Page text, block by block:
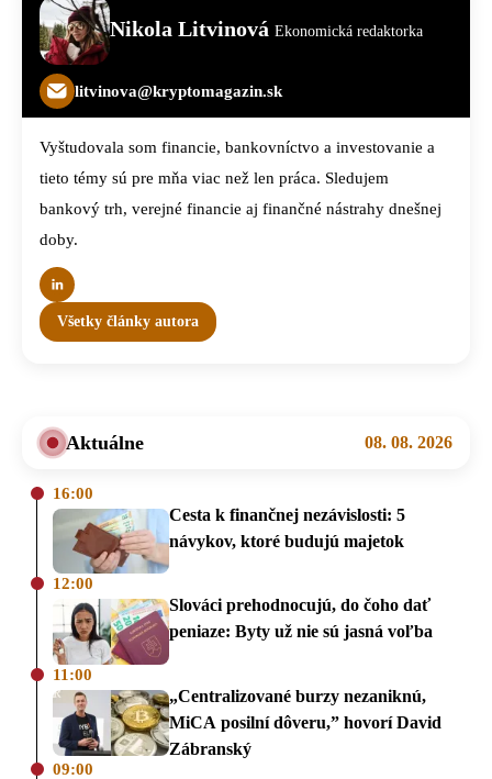
Nikola Litvinová Ekonomická redaktorka
litvinova@kryptomagazin.sk
Vyštudovala som financie, bankovníctvo a investovanie a
tieto témy sú pre mňa viac než len práca. Sledujem
bankový trh, verejné financie aj finančné nástrahy dnešnej
doby.
Všetky články autora
Aktuálne 08. 08. 2026
16:00
Cesta k finančnej nezávislosti: 5
návykov, ktoré budujú majetok
12:00
Slováci prehodnocujú, do čoho dať
peniaze: Byty už nie sú jasná voľba
11:00
„Centralizované burzy nezaniknú,
MiCA posilní dôveru,” hovorí David
Zábranský
09:00